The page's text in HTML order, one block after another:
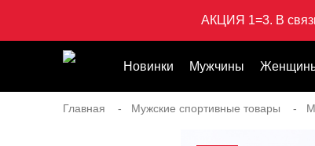
АКЦИЯ 1=3. В
Новинки Мужчины
Главная Мужские спортивные товары